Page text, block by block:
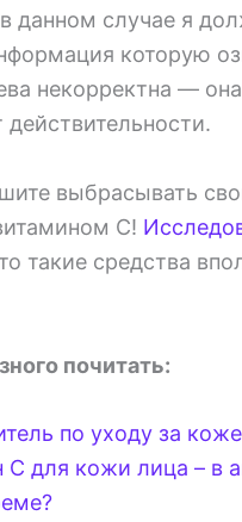
данном случае я
которую
некорректна —
действительности.
выбрасывать
С!
такие средства
почитать:
по уходу за
С для кожи лица – в